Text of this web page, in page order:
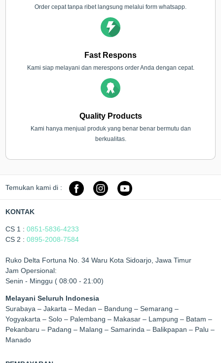
Order cepat tanpa ribet langsung melalui form whatsapp.
Fast Respons
Kami siap melayani dan merespons order Anda dengan cepat.
Quality Products
Kami hanya menjual produk yang benar benar bermutu dan
berkualitas.
Temukan kami di :
KONTAK
CS 1 :0851-5836-4233
CS 2 :0895-2008-7584
Ruko Delta Fortuna No. 34 Waru Kota Sidoarjo, Jawa Timur
Jam Opersional:
Senin - Minggu ( 08:00 - 21:00)
Melayani Seluruh Indonesia
Surabaya – Jakarta – Medan – Bandung – Semarang –
Yogyakarta – Solo – Palembang – Makasar – Lampung – Batam –
Pekanbaru – Padang – Malang – Samarinda – Balikpapan – Palu –
Manado